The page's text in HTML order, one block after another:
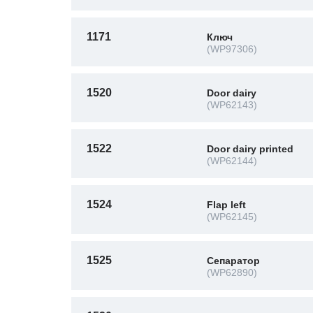
1171
Ключ
(WP97306)
1520
Door dairy
(WP62143)
1522
Door dairy printed
(WP62144)
1524
Flap left
(WP62145)
1525
Сепаратор
(WP62890)